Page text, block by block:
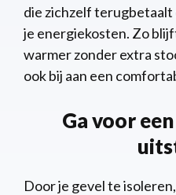
die zichzelf terugbetaalt
je energiekosten. Zo
warmer zonder extra
ook bij aan een
Ga voor
Door je gevel te